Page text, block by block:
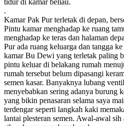
.
Kamar Pak Pur terletak di depan,
Pintu kamar menghadap ke ruang
menghadap ke teras dan halaman
Pur ada ruang keluarga dan tangga
kamar Bu Dewi yang terletak paling
pintu keluar di belakang rumah
rumah tersebut belum dipasangi
semen kasar. Banyaknya lubang
menyebabkan sering adanya burung
yang bikin penasaran selama saya
terdengar seperti langkah kaki
lantai plesteran semen. Awal-awal sih